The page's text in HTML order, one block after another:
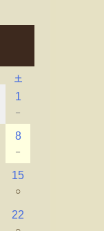
土
1
－
8
－
15
○
22